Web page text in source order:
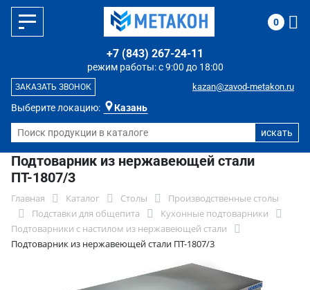
Выберите локацию: Казань
режим работы: с 9:00 до 18:00
+7 (843) 267-24-11
kazan@zavod-metakon.ru
ЗАКАЗАТЬ ЗВОНОК
0
Подтоварник из нержавеющей стали
ПТ-1807/3
Главная Каталог Столы
Производственные столы
Подставки для общепита
Кухонные подтоварники
Подтоварники с настилом из нержавеющей стали
Подтоварник из нержавеющей стали ПТ-1807/3